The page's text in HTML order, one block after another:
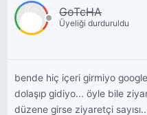
GoTcHA
Üyeliği durduruldu
bende hiç içeri girmiyo
dolaşıp gidiyo... öyle bile
düzene girse ziyaretçi